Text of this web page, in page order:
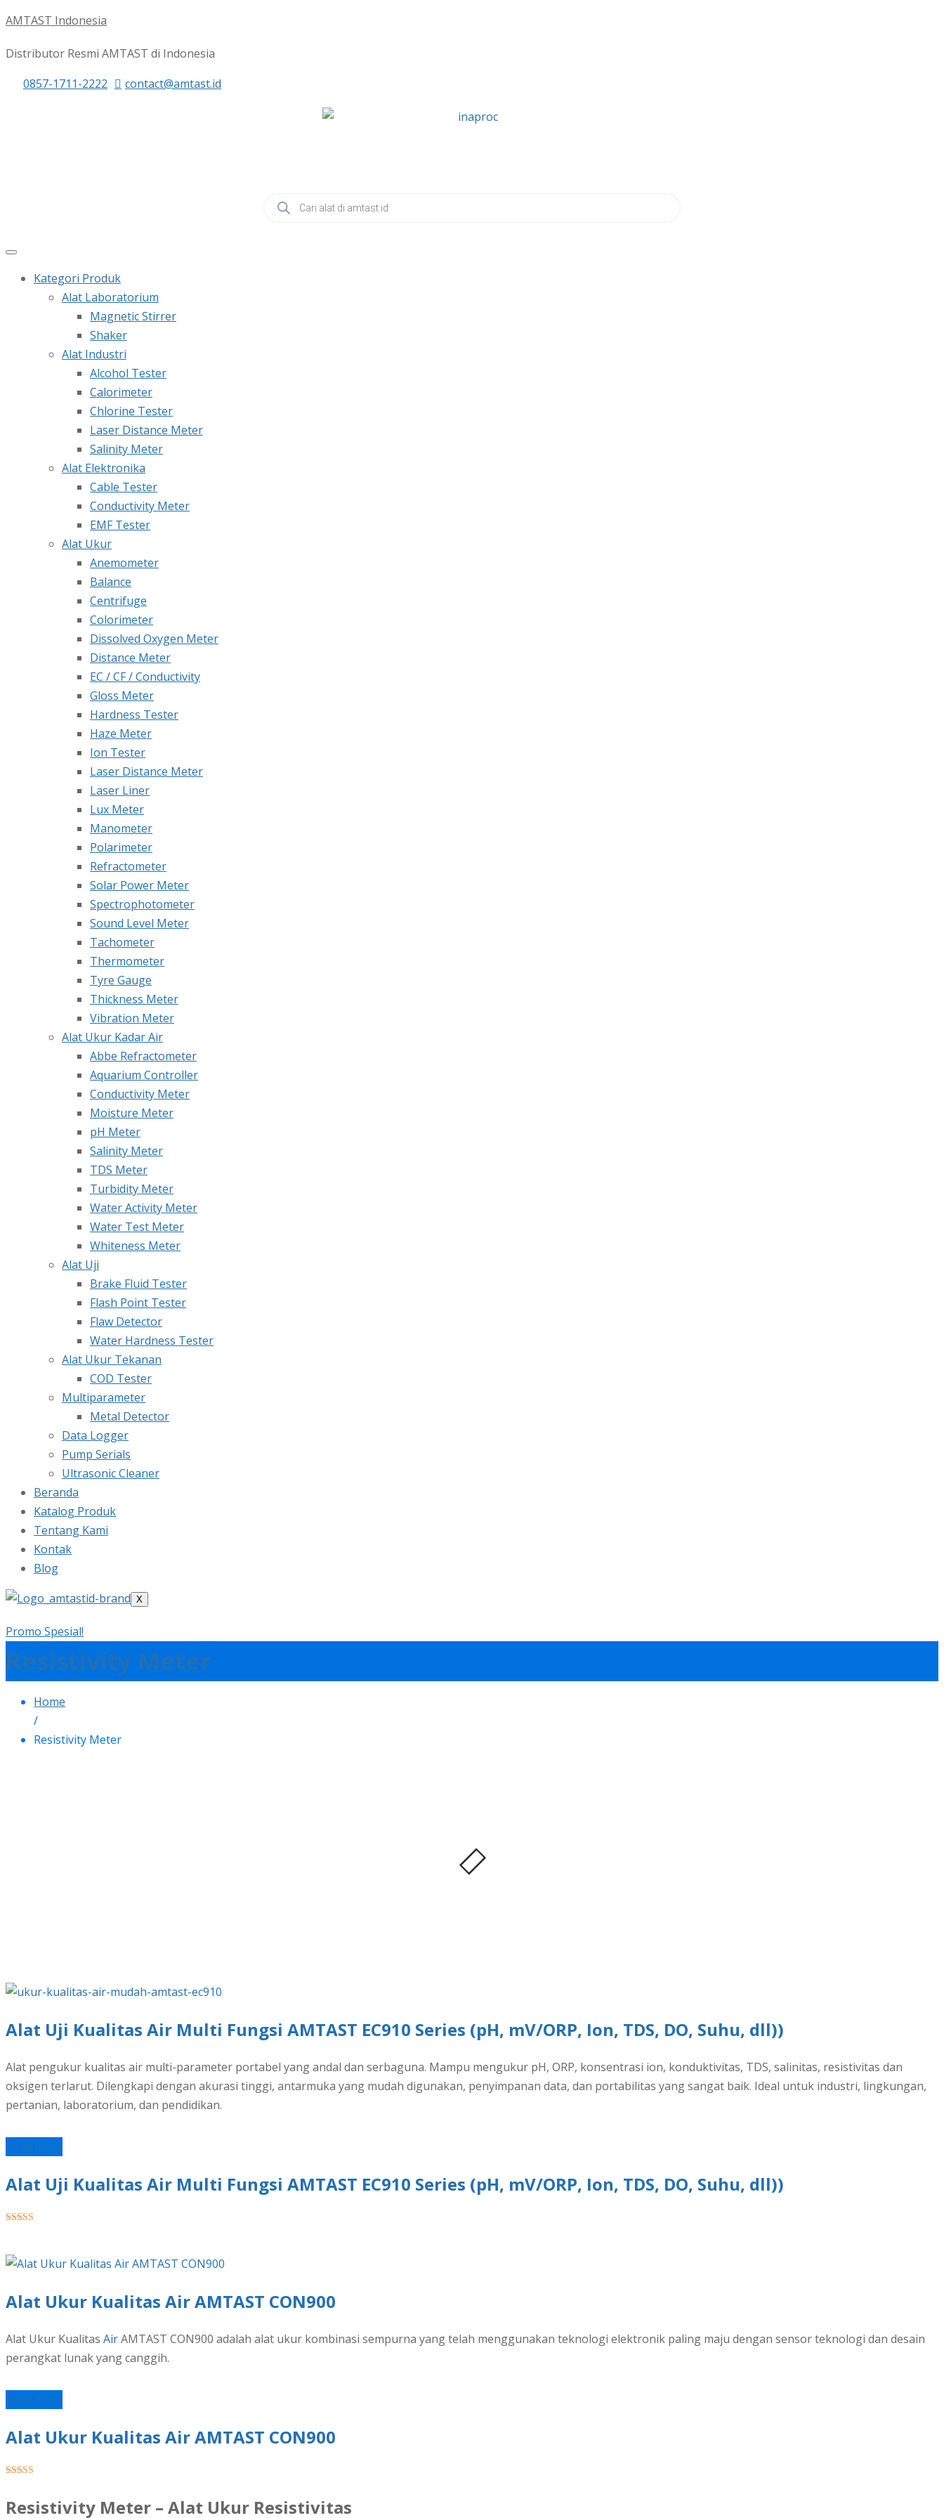
AMTAST Indonesia
Distributor Resmi AMTAST di Indonesia
0857-1711-2222
contact@amtast.id
Products
search
Kategori Produk
Alat Laboratorium
Magnetic Stirrer
Shaker
Alat Industri
Alcohol Tester
Calorimeter
Chlorine Tester
Laser Distance Meter
Salinity Meter
Alat Elektronika
Cable Tester
Conductivity Meter
EMF Tester
Alat Ukur
Anemometer
Balance
Centrifuge
Colorimeter
Dissolved Oxygen Meter
Distance Meter
EC / CF / Conductivity
Gloss Meter
Hardness Tester
Haze Meter
Ion Tester
Laser Distance Meter
Laser Liner
Lux Meter
Manometer
Polarimeter
Refractometer
Solar Power Meter
Spectrophotometer
Sound Level Meter
Tachometer
Thermometer
Tyre Gauge
Thickness Meter
Vibration Meter
Alat Ukur Kadar Air
Abbe Refractometer
Aquarium Controller
Conductivity Meter
Moisture Meter
pH Meter
Salinity Meter
TDS Meter
Turbidity Meter
Water Activity Meter
Water Test Meter
Whiteness Meter
Alat Uji
Brake Fluid Tester
Flash Point Tester
Flaw Detector
Water Hardness Tester
Alat Ukur Tekanan
COD Tester
Multiparameter
Metal Detector
Data Logger
Pump Serials
Ultrasonic Cleaner
Beranda
Katalog Produk
Tentang Kami
Kontak
Blog
X
Promo Spesial!
Resistivity Meter
Home
/
Resistivity Meter
Alat Uji Kualitas Air Multi Fungsi AMTAST EC910 Series (pH, mV/ORP, Ion, TDS, DO, Suhu, dll))
Alat pengukur kualitas air multi-parameter portabel yang andal dan serbaguna. Mampu mengukur pH, ORP, konsentrasi ion, konduktivitas, TDS, salinitas, resistivitas dan
oksigen terlarut. Dilengkapi dengan akurasi tinggi, antarmuka yang mudah digunakan, penyimpanan data, dan portabilitas yang sangat baik. Ideal untuk industri, lingkungan,
pertanian, laboratorium, dan pendidikan.
Read more
Alat Uji Kualitas Air Multi Fungsi AMTAST EC910 Series (pH, mV/ORP, Ion, TDS, DO, Suhu, dll))
Alat Ukur Kualitas Air AMTAST CON900
Alat Ukur Kualitas AirAMTAST CON900 adalah alat ukur kombinasi sempurna yang telah menggunakan teknologi elektronik paling maju dengan sensor teknologi dan desain
perangkat lunak yang canggih.
Read more
Alat Ukur Kualitas Air AMTAST CON900
Resistivity Meter – Alat Ukur Resistivitas